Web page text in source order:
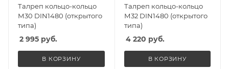
Талреп кольцо-кольцо
М30 DIN1480 (открытого
типа)
2 995 руб.
В КОРЗИНУ
Талреп кольцо-кольцо
М32 DIN1480 (открытого
типа)
4 220 руб.
В КОРЗИНУ